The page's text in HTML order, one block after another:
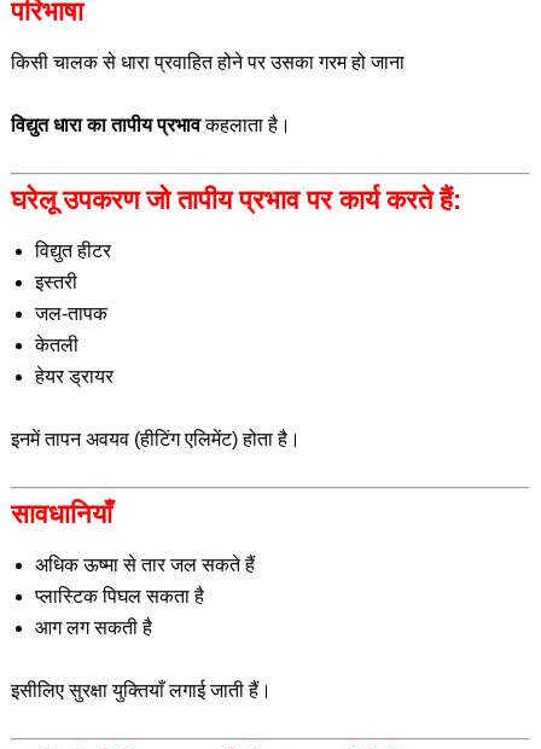
परिभाषा
किसी चालक से धारा प्रवाहित होने पर उसका गरम हो जाना
विद्युत धारा का तापीय प्रभावकहलाता है।
घरेलू उपकरण जो तापीय प्रभाव पर कार्य करते हैं:
विद्युत हीटर
इस्तरी
जल-तापक
केतली
हेयर ड्रायर
इनमें तापन अवयव (हीटिंग एलिमेंट) होता है।
सावधानियाँ
अधिक ऊष्मा से तार जल सकते हैं
प्लास्टिक पिघल सकता है
आग लग सकती है
इसीलिए सुरक्षा युक्तियाँ लगाई जाती हैं।